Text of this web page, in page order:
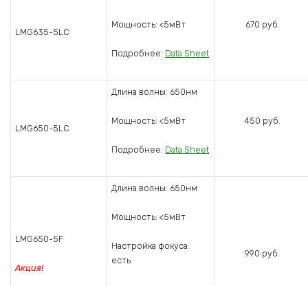
LMG635-5LC
Мощность: <5мВт
Подробнее: Data Sheet
670 руб.
LMG650-5LC
Длина волны: 650нм
Мощность: <5мВт
Подробнее: Data Sheet
450 руб.
LMG650-5F
Акция!
Длина волны: 650нм
Мощность: <5мВт
Настройка фокуса:
есть
990 руб.